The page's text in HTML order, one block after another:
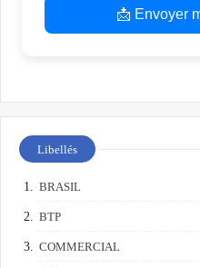
📩 Envoyer
Libellés
BRASIL
BTP
COMMERCIAL